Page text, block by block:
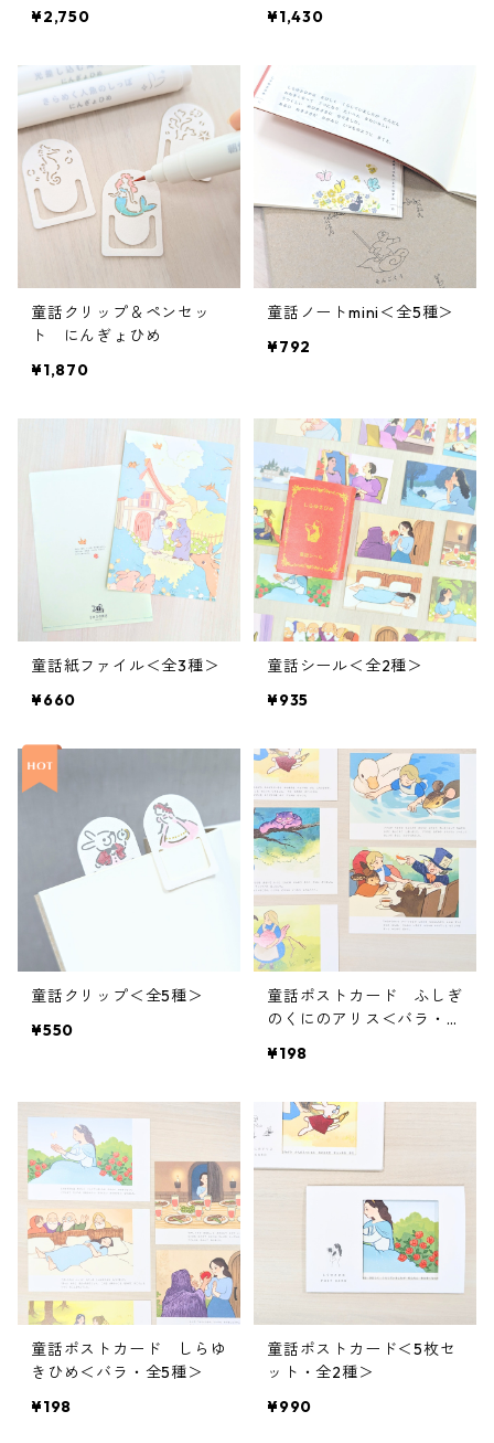
¥2,750
¥1,430
童話クリップ＆ペンセッ
ト にんぎょひめ
¥1,870
童話ノートmini＜全5種＞
¥792
童話紙ファイル＜全3種＞
¥660
童話シール＜全2種＞
¥935
童話クリップ＜全5種＞
¥550
童話ポストカード ふしぎ
のくにのアリス＜バラ・全
¥198
童話ポストカード しらゆ
きひめ＜バラ・全5種＞
¥198
童話ポストカード＜5枚セ
ット・全2種＞
¥990